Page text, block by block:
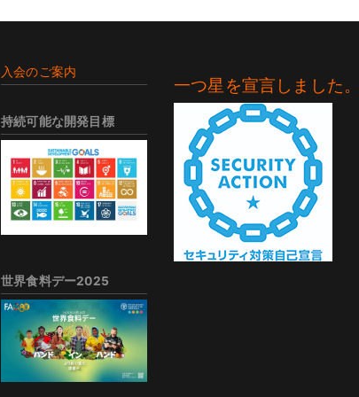
入会のご案内
持続可能な開発目標
世界食料デー2025
一つ星を宣言しました